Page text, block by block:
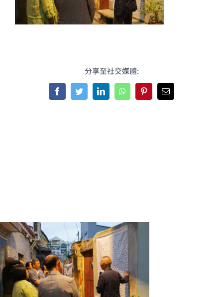
分享至社交媒體:
FacebookTwitterLinkedInWhatsAppPinterestEmail